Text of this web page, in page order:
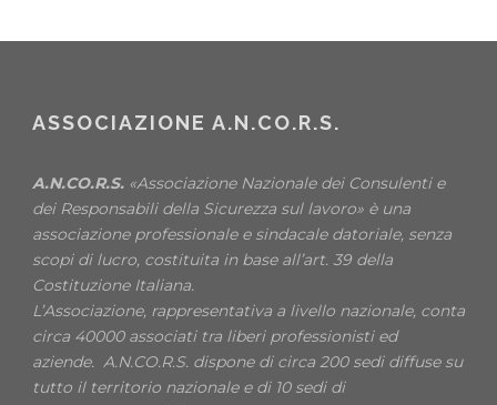
ASSOCIAZIONE A.N.CO.R.S.
A.N.CO.R.S. «Associazione Nazionale dei Consulenti e
dei Responsabili della Sicurezza sul lavoro» è una
associazione professionale e sindacale datoriale, senza
scopi di lucro, costituita in base all’art. 39 della
Costituzione Italiana.
L’Associazione, rappresentativa a livello nazionale, conta
circa 40000 associati tra liberi professionisti ed
aziende. A.N.CO.R.S. dispone di circa 200 sedi diffuse su
tutto il territorio nazionale e di 10 sedi di